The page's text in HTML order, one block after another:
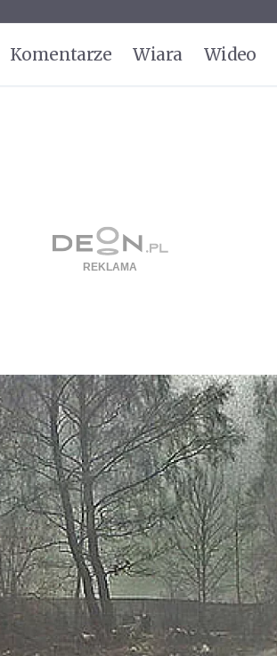
Komentarze Wiara Wideo